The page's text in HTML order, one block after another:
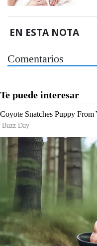
EN ESTA NOTA
Comentarios